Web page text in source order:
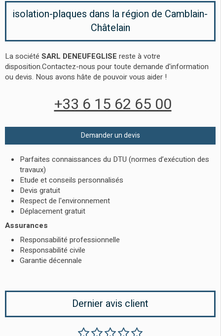
isolation-plaques dans la région de Camblain-
Châtelain
La société SARL DENEUFEGLISE reste à votre
disposition.Contactez-nous pour toute demande d'information
ou devis. Nous avons hâte de pouvoir vous aider !
+33 6 15 62 65 00
Demander un devis
Parfaites connaissances du DTU (normes d’exécution des
travaux)
Etude et conseils personnalisés
Devis gratuit
Respect de l'environnement
Déplacement gratuit
Assurances
Responsabilité professionnelle
Responsabilité civile
Garantie décennale
Dernier avis client